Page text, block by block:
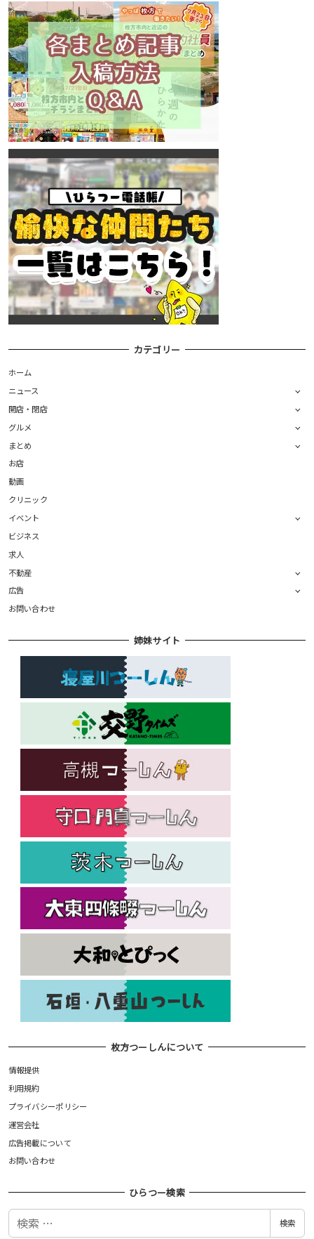
カテゴリー
ホーム
ニュース
開店・閉店
グルメ
まとめ
お店
動画
クリニック
イベント
ビジネス
求人
不動産
広告
お問い合わせ
姉妹サイト
枚方つーしんについて
情報提供
利用規約
プライバシーポリシー
運営会社
広告掲載について
お問い合わせ
ひらつー検索
検
検索